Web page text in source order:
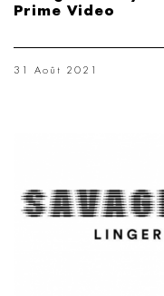
Prime Video
31 Août 2021